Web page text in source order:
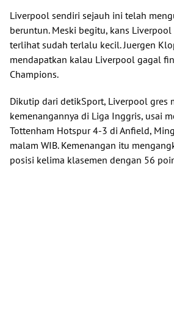
Liverpool sendiri sejauh ini telah
beruntun. Meski begitu, kans
terlihat sudah terlalu kecil. Juergen
mendapatkan kalau Liverpool gagal
Champions.
Dikutip dari detikSport, Liverpool gres
kemenangannya di Liga Inggris, usai
Tottenham Hotspur 4-3 di Anfield,
malam WIB. Kemenangan itu
posisi kelima klasemen dengan 56